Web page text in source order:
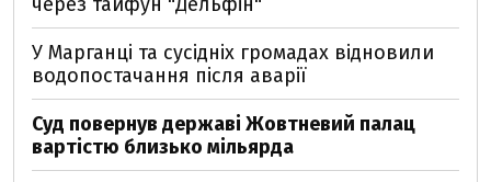
У Марганці та сусідніх громадах відновили
водопостачання після аварії
Суд повернув державі Жовтневий палац
вартістю близько мільярда